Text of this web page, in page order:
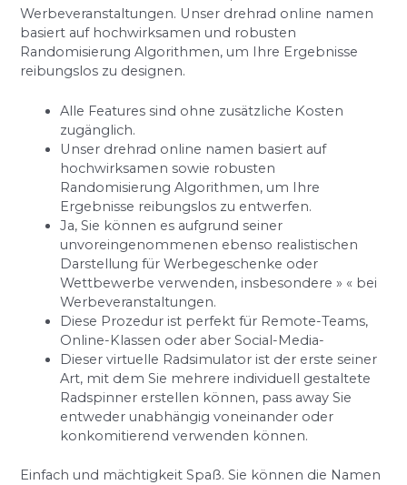
Werbeveranstaltungen. Unser drehrad online namen
basiert auf hochwirksamen und robusten
Randomisierung Algorithmen, um Ihre Ergebnisse
reibungslos zu designen.
Alle Features sind ohne zusätzliche Kosten
zugänglich.
Unser drehrad online namen basiert auf
hochwirksamen sowie robusten
Randomisierung Algorithmen, um Ihre
Ergebnisse reibungslos zu entwerfen.
Ja, Sie können es aufgrund seiner
unvoreingenommenen ebenso realistischen
Darstellung für Werbegeschenke oder
Wettbewerbe verwenden, insbesondere » « bei
Werbeveranstaltungen.
Diese Prozedur ist perfekt für Remote-Teams,
Online-Klassen oder aber Social-Media-
Dieser virtuelle Radsimulator ist der erste seiner
Art, mit dem Sie mehrere individuell gestaltete
Radspinner erstellen können, pass away Sie
entweder unabhängig voneinander oder
konkomitierend verwenden können.
Einfach und mächtigkeit Spaß. Sie können die Namen